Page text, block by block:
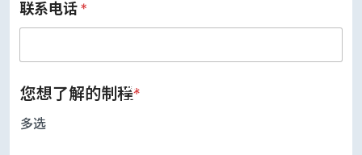
UniPro Controller 2.0 (host /
device)
UniPro Controller 1.8 (host /
联系电话*
您想了解的制程*
多选